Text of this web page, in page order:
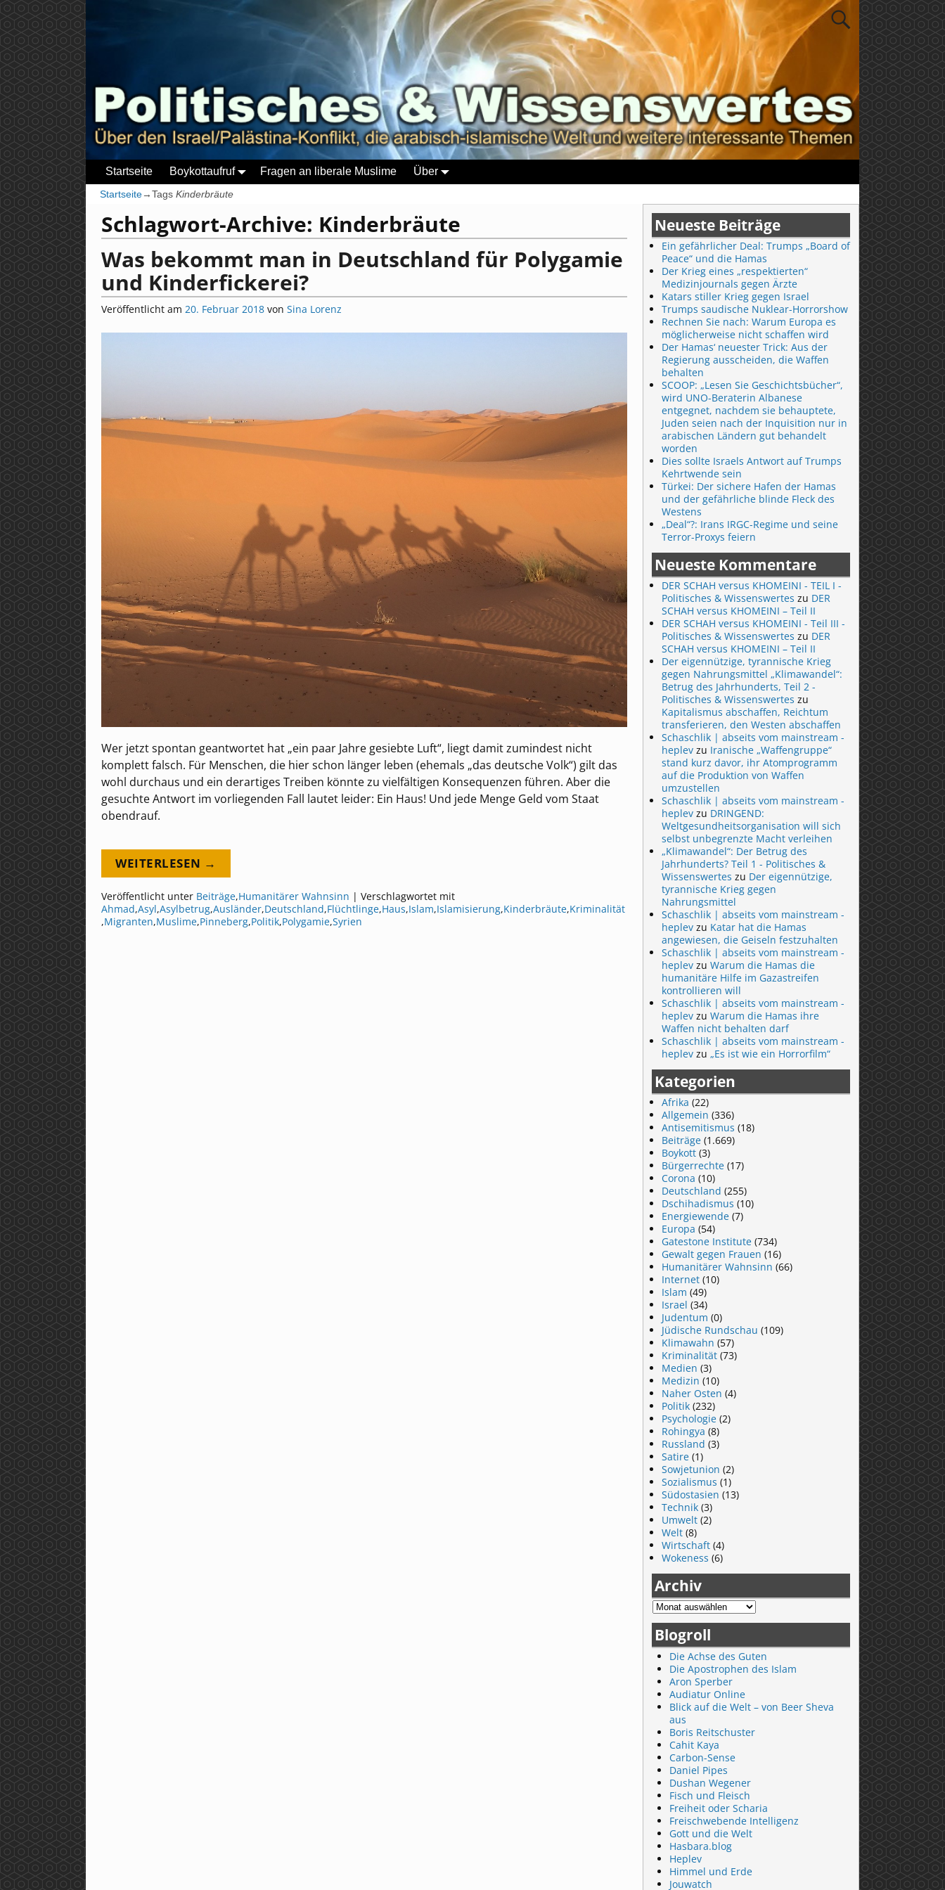
Startseite Boykottaufruf Fragen an liberale Muslime Über
Startseite→Tags Kinderbräute
Schlagwort-Archive: Kinderbräute
Was bekommt man in Deutschland für Polygamie
und Kinderfickerei?
Veröffentlicht am 20. Februar 2018 von Sina Lorenz
Wer jetzt spontan geantwortet hat „ein paar Jahre gesiebte Luft“, liegt damit zumindest nicht
komplett falsch. Für Menschen, die hier schon länger leben (ehemals „das deutsche Volk“) gilt das
wohl durchaus und ein derartiges Treiben könnte zu vielfältigen Konsequenzen führen. Aber die
gesuchte Antwort im vorliegenden Fall lautet leider: Ein Haus! Und jede Menge Geld vom Staat
obendrauf.
WEITERLESEN →
Veröffentlicht unter Beiträge,Humanitärer Wahnsinn | Verschlagwortet mit
Ahmad,Asyl,Asylbetrug,Ausländer,Deutschland,Flüchtlinge,Haus,Islam,Islamisierung,Kinderbräute,Kriminalität
,Migranten,Muslime,Pinneberg,Politik,Polygamie,Syrien
Neueste Beiträge
Ein gefährlicher Deal: Trumps „Board of
Peace“ und die Hamas
Der Krieg eines „respektierten“
Medizinjournals gegen Ärzte
Katars stiller Krieg gegen Israel
Trumps saudische Nuklear-Horrorshow
Rechnen Sie nach: Warum Europa es
möglicherweise nicht schaffen wird
Der Hamas‘ neuester Trick: Aus der
Regierung ausscheiden, die Waffen
behalten
SCOOP: „Lesen Sie Geschichtsbücher“,
wird UNO-Beraterin Albanese
entgegnet, nachdem sie behauptete,
Juden seien nach der Inquisition nur in
arabischen Ländern gut behandelt
worden
Dies sollte Israels Antwort auf Trumps
Kehrtwende sein
Türkei: Der sichere Hafen der Hamas
und der gefährliche blinde Fleck des
Westens
„Deal“?: Irans IRGC-Regime und seine
Terror-Proxys feiern
Neueste Kommentare
DER SCHAH versus KHOMEINI - TEIL I -
Politisches & Wissenswertes zu DER
SCHAH versus KHOMEINI – Teil II
DER SCHAH versus KHOMEINI - Teil III -
Politisches & Wissenswertes zu DER
SCHAH versus KHOMEINI – Teil II
Der eigennützige, tyrannische Krieg
gegen Nahrungsmittel „Klimawandel“:
Betrug des Jahrhunderts, Teil 2 -
Politisches & Wissenswertes zu
Kapitalismus abschaffen, Reichtum
transferieren, den Westen abschaffen
Schaschlik | abseits vom mainstream -
heplev zu Iranische „Waffengruppe“
stand kurz davor, ihr Atomprogramm
auf die Produktion von Waffen
umzustellen
Schaschlik | abseits vom mainstream -
heplev zu DRINGEND:
Weltgesundheitsorganisation will sich
selbst unbegrenzte Macht verleihen
„Klimawandel“: Der Betrug des
Jahrhunderts? Teil 1 - Politisches &
Wissenswertes zu Der eigennützige,
tyrannische Krieg gegen
Nahrungsmittel
Schaschlik | abseits vom mainstream -
heplev zu Katar hat die Hamas
angewiesen, die Geiseln festzuhalten
Schaschlik | abseits vom mainstream -
heplev zu Warum die Hamas die
humanitäre Hilfe im Gazastreifen
kontrollieren will
Schaschlik | abseits vom mainstream -
heplev zu Warum die Hamas ihre
Waffen nicht behalten darf
Schaschlik | abseits vom mainstream -
heplev zu „Es ist wie ein Horrorfilm“
Kategorien
Afrika (22)
Allgemein (336)
Antisemitismus (18)
Beiträge (1.669)
Boykott (3)
Bürgerrechte (17)
Corona (10)
Deutschland (255)
Dschihadismus (10)
Energiewende (7)
Europa (54)
Gatestone Institute (734)
Gewalt gegen Frauen (16)
Humanitärer Wahnsinn (66)
Internet (10)
Islam (49)
Israel (34)
Judentum (0)
Jüdische Rundschau (109)
Klimawahn (57)
Kriminalität (73)
Medien (3)
Medizin (10)
Naher Osten (4)
Politik (232)
Psychologie (2)
Rohingya (8)
Russland (3)
Satire (1)
Sowjetunion (2)
Sozialismus (1)
Südostasien (13)
Technik (3)
Umwelt (2)
Welt (8)
Wirtschaft (4)
Wokeness (6)
Archiv
Blogroll
Die Achse des Guten
Die Apostrophen des Islam
Aron Sperber
Audiatur Online
Blick auf die Welt – von Beer Sheva
aus
Boris Reitschuster
Cahit Kaya
Carbon-Sense
Daniel Pipes
Dushan Wegener
Fisch und Fleisch
Freiheit oder Scharia
Freischwebende Intelligenz
Gott und die Welt
Hasbara.blog
Heplev
Himmel und Erde
Jouwatch